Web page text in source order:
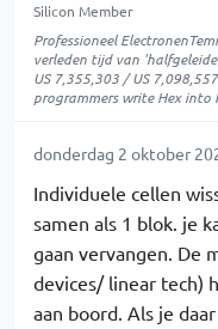
Silicon Member
Professioneel
verleden tijd van
US 7,355,303 / US
programmers write Hex into
donderdag 2 oktober
Individuele cellen
samen als 1 blok. je
gaan vervangen. De
devices/ linear tech)
aan boord. Als je